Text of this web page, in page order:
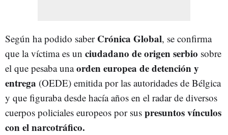
Según ha podido saber Crónica Global, se confirma
que la víctima es un ciudadano de origen serbio sobre
el que pesaba unaorden europea de detención y
entrega (OEDE) emitida por las autoridades de Bélgica
y que figuraba desde hacía años en el radar de diversos
cuerpos policiales europeos por sus presuntos vínculos
con el narcotráfico.